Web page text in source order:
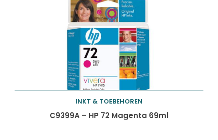
Toevoegen aan
INKT & TOEBEHOREN
C9399A – HP 72 Magenta 69ml